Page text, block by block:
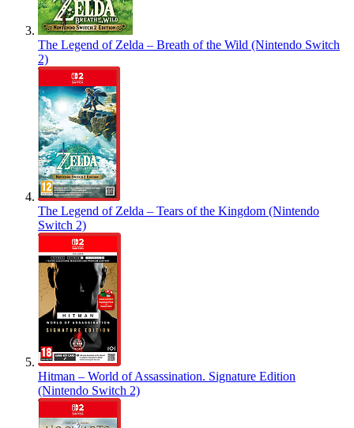
The Legend of Zelda – Breath of the Wild (Nintendo Switch
2)
The Legend of Zelda – Tears of the Kingdom (Nintendo
Switch 2)
Hitman – World of Assassination. Signature Edition
(Nintendo Switch 2)